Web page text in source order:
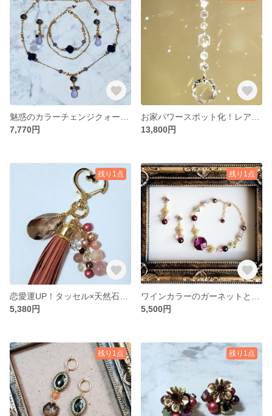
7,770円
13,800円
残り1点
5,380円
残り1点
5,500円
残り1点 残り1点